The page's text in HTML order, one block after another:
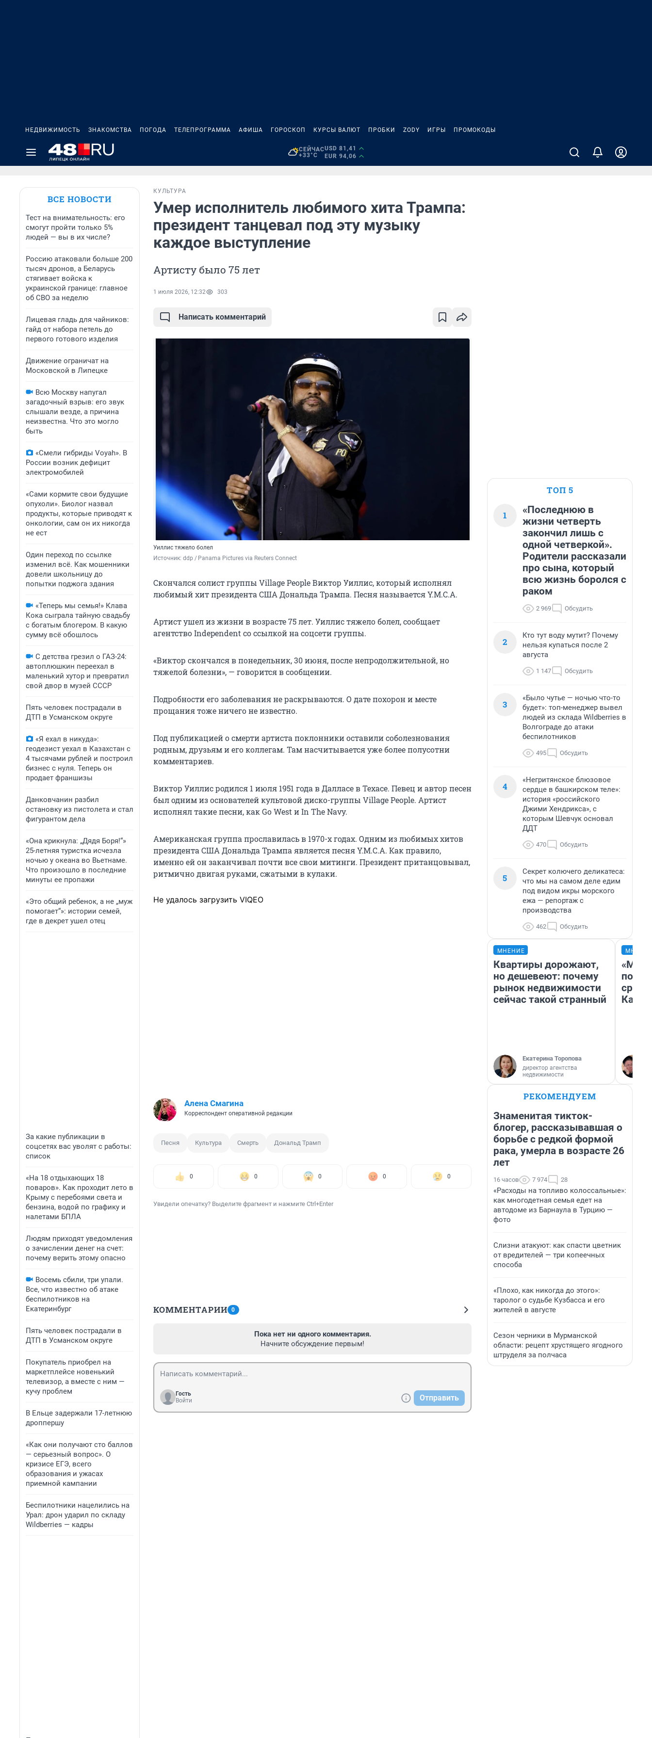
НЕДВИЖИМОСТЬ ЗНАКОМСТВА ПОГОДА ТЕЛЕПРОГРАММА АФИША ГОРОСКОП КУРСЫ ВАЛЮТ ПРОБКИ ZODY ИГРЫ ПРОМОКОДЫ
СЕЙЧАС
+33°C
USD 81,41
EUR 94,06
ВСЕ НОВОСТИ
Тест на внимательность: его
смогут пройти только 5%
людей — вы в их числе?
Россию атаковали больше 200
тысяч дронов, а Беларусь
стягивает войска к
украинской границе: главное
об СВО за неделю
Лицевая гладь для чайников:
гайд от набора петель до
первого готового изделия
Движение ограничат на
Московской в Липецке
Всю Москву напугал
загадочный взрыв: его звук
слышали везде, а причина
неизвестна. Что это могло
быть
«Смели гибриды Voyah». В
России возник дефицит
электромобилей
«Сами кормите свои будущие
опухоли». Биолог назвал
продукты, которые приводят к
онкологии, сам он их никогда
не ест
Один переход по ссылке
изменил всё. Как мошенники
довели школьницу до
попытки поджога здания
«Теперь мы семья!» Клава
Кока сыграла тайную свадьбу
с богатым блогером. В какую
сумму всё обошлось
С детства грезил о ГАЗ-24:
автоплюшкин переехал в
маленький хутор и превратил
свой двор в музей СССР
Пять человек пострадали в
ДТП в Усманском округе
«Я ехал в никуда»:
геодезист уехал в Казахстан с
4 тысячами рублей и построил
бизнес с нуля. Теперь он
продает франшизы
Данковчанин разбил
остановку из пистолета и стал
фигурантом дела
«Она крикнула: „Дядя Боря!“»
25-летняя туристка исчезла
ночью у океана во Вьетнаме.
Что произошло в последние
минуты ее пропажи
«Это общий ребенок, а не „муж
помогает“»: истории семей,
где в декрет ушел отец
За какие публикации в
соцсетях вас уволят с работы:
список
«На 18 отдыхающих 18
поваров». Как проходит лето в
Крыму с перебоями света и
бензина, водой по графику и
налетами БПЛА
Людям приходят уведомления
о зачислении денег на счет:
почему верить этому опасно
Восемь сбили, три упали.
Все, что известно об атаке
беспилотников на
Екатеринбург
Пять человек пострадали в
ДТП в Усманском округе
Покупатель приобрел на
маркетплейсе новенький
телевизор, а вместе с ним —
кучу проблем
В Ельце задержали 17-летнюю
дроппершу
«Как они получают сто баллов
— серьезный вопрос». О
кризисе ЕГЭ, всего
образования и ужасах
приемной кампании
Беспилотники нацелились на
Урал: дрон ударил по складу
Wildberries — кадры
КУЛЬТУРА
Умер исполнитель любимого хита Трампа:
президент танцевал под эту музыку
каждое выступление
Артисту было 75 лет
1 июля 2026, 12:32 303
Написать комментарий
Уиллис тяжело болел
Источник: ddp / Panama Pictures via Reuters Connect
Скончался солист группы Village People Виктор Уиллис, который исполнял
любимый хит президента США Дональда Трампа. Песня называется Y.M.C.A.
Артист ушел из жизни в возрасте 75 лет. Уиллис тяжело болел, сообщает
агентство Independent со ссылкой на соцсети группы.
«Виктор скончался в понедельник, 30 июня, после непродолжительной, но
тяжелой болезни», — говорится в сообщении.
Подробности его заболевания не раскрываются. О дате похорон и месте
прощания тоже ничего не известно.
Под публикацией о смерти артиста поклонники оставили соболезнования
родным, друзьям и его коллегам. Там насчитывается уже более полусотни
комментариев.
Виктор Уиллис родился 1 июля 1951 года в Далласе в Техасе. Певец и автор песен
был одним из основателей культовой диско-группы Village People. Артист
исполнял такие песни, как Go West и In The Navy.
Американская группа прославилась в 1970-х годах. Одним из любимых хитов
президента США Дональда Трампа является песня Y.M.C.A. Как правило,
именно ей он заканчивал почти все свои митинги. Президент пританцовывал,
ритмично двигая руками, сжатыми в кулаки.
Не удалось загрузить VIQEO
Алена Смагина
Корреспондент оперативной редакции
Песня Культура Смерть Дональд Трамп
0 0 0 0 0
Увидели опечатку? Выделите фрагмент и нажмите Ctrl+Enter
КОММЕНТАРИИ 0
Пока нет ни одного комментария.
Начните обсуждение первым!
Гость
Войти
Отправить
ТОП 5
1
«Последнюю в
жизни четверть
закончил лишь с
одной четверкой».
Родители рассказали
про сына, который
всю жизнь боролся с
раком
2 969 Обсудить
2
Кто тут воду мутит? Почему
нельзя купаться после 2
августа
1 147 Обсудить
3
«Было чутье — ночью что-то
будет»: топ-менеджер вывел
людей из склада Wildberries в
Волгограде до атаки
беспилотников
495 Обсудить
4
«Негритянское блюзовое
сердце в башкирском теле»:
история «российского
Джими Хендрикса», с
которым Шевчук основал
ДДТ
470 Обсудить
5
Секрет колючего деликатеса:
что мы на самом деле едим
под видом икры морского
ежа — репортаж с
производства
462 Обсудить
МНЕНИЕ
Квартиры дорожают,
но дешевеют: почему
рынок недвижимости
сейчас такой странный
Екатерина Торопова
директор агентства
недвижимости
РЕКОМЕНДУЕМ
Знаменитая тикток-
блогер, рассказывавшая о
борьбе с редкой формой
рака, умерла в возрасте 26
лет
16 часов 7 974 28
«Расходы на топливо колоссальные»:
как многодетная семья едет на
автодоме из Барнаула в Турцию —
фото
Слизни атакуют: как спасти цветник
от вредителей — три копеечных
способа
«Плохо, как никогда до этого»:
таролог о судьбе Кузбасса и его
жителей в августе
Сезон черники в Мурманской
области: рецепт хрустящего ягодного
штруделя за полчаса